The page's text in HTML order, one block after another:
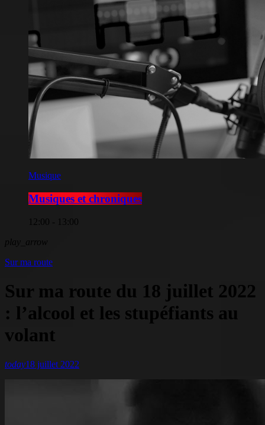
Musique
Musiques et chroniques
12:00 - 13:00
play_arrow
Sur ma route
Sur ma route du 18 juillet 2022
: l’alcool et les stupéfiants au
volant
today18 juillet 2022